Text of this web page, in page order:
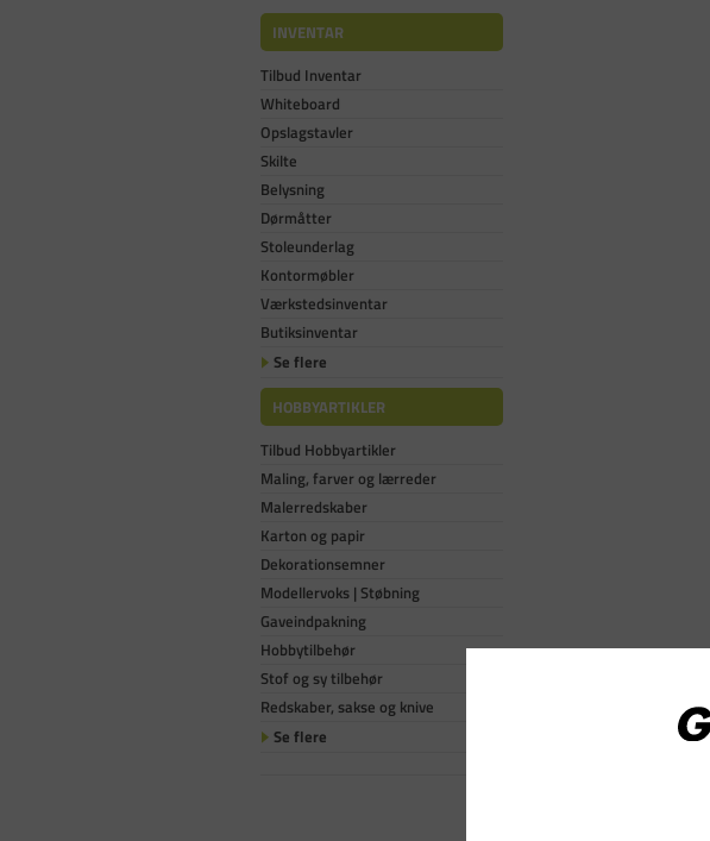
INVENTAR
Tilbud Inventar
Whiteboard
Opslagstavler
Skilte
Belysning
Dørmåtter
Stoleunderlag
Kontormøbler
Værkstedsinventar
Butiksinventar
Se flere
HOBBYARTIKLER
Tilbud Hobbyartikler
Maling, farver og lærreder
Malerredskaber
Karton og papir
Dekorationsemner
Modellervoks | Støbning
Gaveindpakning
Hobbytilbehør
Stof og sy tilbehør
Redskaber, sakse og knive
Se flere